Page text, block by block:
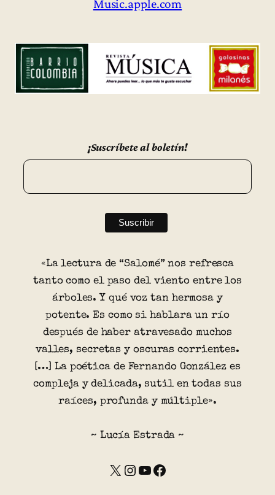
Music.apple.com
¡Suscríbete al boletín!
«La lectura de “Salomé” nos refresca
tanto como el paso del viento entre los
árboles. Y qué voz tan hermosa y
potente. Es como si hablara un río
después de haber atravesado muchos
valles, secretas y oscuras corrientes.
[…] La poética de Fernando González es
compleja y delicada, sutil en todas sus
raíces, profunda y múltiple».
~ Lucía Estrada ~
X Instagram YouTube Facebook